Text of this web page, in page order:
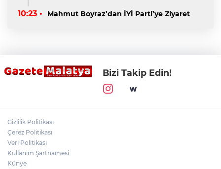
10:23 • Mahmut Boyraz’dan İYİ Parti’ye Ziyaret
Bizi Takip Edin!
Gizlilik Politikası
Çerez Politikası
Veri Politikası
Kullanım Şartnamesi
Künye